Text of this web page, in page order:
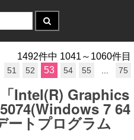
1492件中 1041～1060件目
51 52 53 54 55 75
Intel(R) Graphics
7 64
ートプログラム